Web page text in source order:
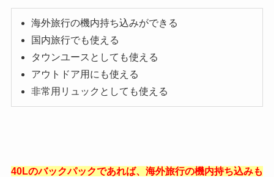
海外旅行の機内持ち込みができる
国内旅行でも使える
タウンユースとしても使える
アウトドア用にも使える
非常用リュックとしても使える
40Lのバックパックであれば、海外旅行の機内持ち込みも